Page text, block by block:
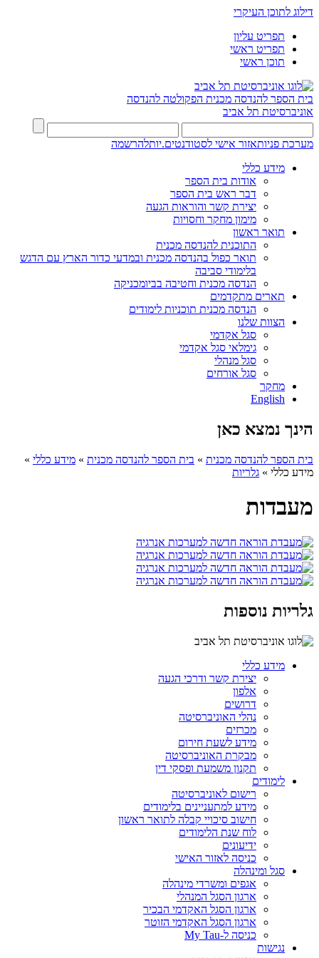
דילוג לתוכן העיקרי
תפריט עליון
תפריט ראשי
תוכן ראשי
בית הספר להנדסה מכנית הפקולטה להנדסה
אוניברסיטת תל אביב
מערכת פניותאזור אישי לסטודנטים.יותלהרשמה
מידע כללי
אודות בית הספר
דבר ראש בית הספר
יצירת קשר והוראות הגעה
מימון מחקר וחסויות
תואר ראשון
התוכנית להנדסה מכנית
תואר כפול בהנדסה מכנית ובמדעי כדור הארץ עם הדגש
בלימודי סביבה
הנדסה מכנית וחטיבה בביומכניקה
תארים מתקדמים
הנדסה מכנית תוכניות לימודים
הצוות שלנו
סגל אקדמי
גימלאי סגל אקדמי
סגל מנהלי
סגל אורחים
מחקר
English
הינך נמצא כאן
בית הספר להנדסה מכנית » בית הספר להנדסה מכנית » מידע כללי »
מידע כללי » גלריות
מעבדות
גלריות נוספות
מידע כללי
יצירת קשר ודרכי הגעה
אלפון
דרושים
נהלי האוניברסיטה
מכרזים
מידע לשעת חירום
מבקרת האוניברסיטה
תקנון משמעת ופסקי דין
לימודים
רישום לאוניברסיטה
מידע למתעניינים בלימודים
חישוב סיכויי קבלה לתואר ראשון
לוח שנת הלימודים
ידיעונים
כניסה לאזור האישי
סגל ומינהלה
אגפים ומשרדי מינהלה
ארגון הסגל המנהלי
ארגון הסגל האקדמי הבכיר
ארגון הסגל האקדמי הזוטר
כניסה ל-My Tau
נגישות